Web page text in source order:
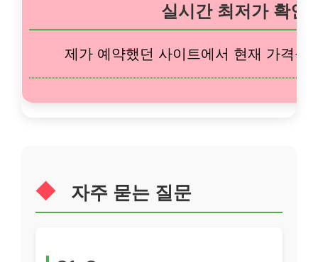
실시간 최저가 확인
제가 예약했던 사이트에서 현재 가격을
자주 묻는 질문